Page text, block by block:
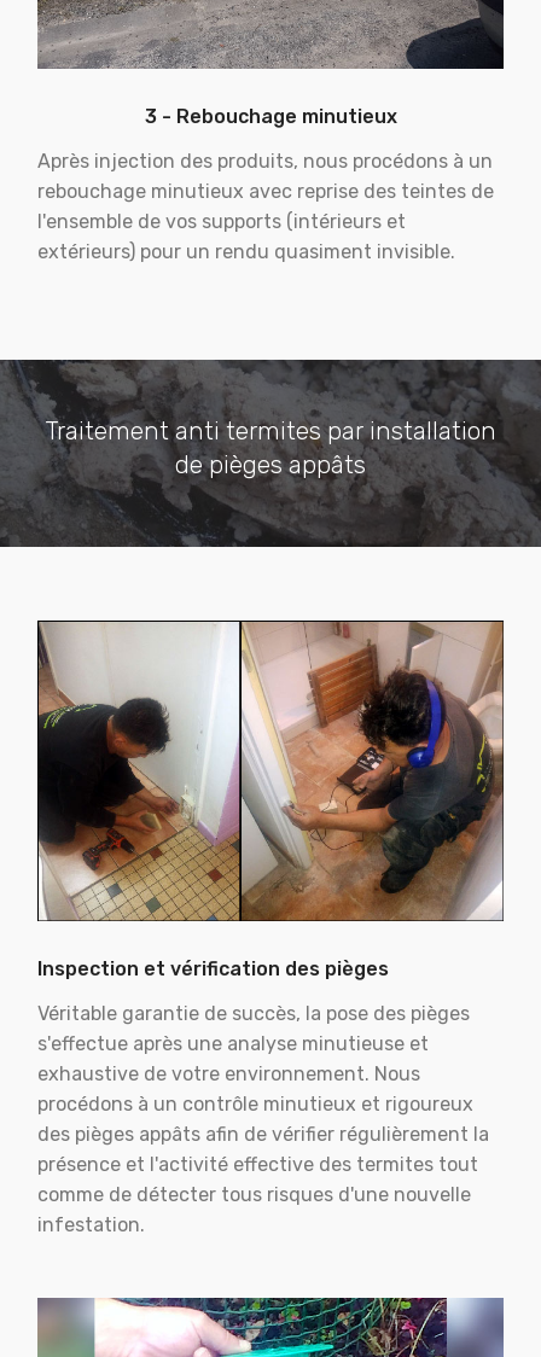
3 - Rebouchage minutieux
Après injection des produits, nous procédons à un
rebouchage minutieux avec reprise des teintes de
l'ensemble de vos supports (intérieurs et
extérieurs) pour un rendu quasiment invisible.
Traitement anti termites par installation
de pièges appâts
Inspection et vérification des pièges
Véritable garantie de succès, la pose des pièges
s'effectue après une analyse minutieuse et
exhaustive de votre environnement. Nous
procédons à un contrôle minutieux et rigoureux
des pièges appâts afin de vérifier régulièrement la
présence et l'activité effective des termites tout
comme de détecter tous risques d'une nouvelle
infestation.